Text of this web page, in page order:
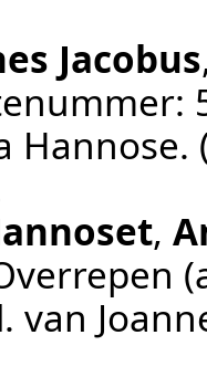
Jacobus
,
van